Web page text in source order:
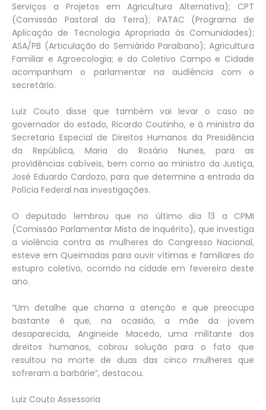
Serviços a Projetos em Agricultura Alternativa); CPT
(Comissão Pastoral da Terra); PATAC (Programa de
Aplicação de Tecnologia Apropriada às Comunidades);
ASA/PB (Articulação do Semiárido Paraibano); Agricultura
Familiar e Agroecologia; e do Coletivo Campo e Cidade
acompanham o parlamentar na audiência com o
secretário.
Luiz Couto disse que também vai levar o caso ao
governador do estado, Ricardo Coutinho, e à ministra da
Secretaria Especial de Direitos Humanos da Presidência
da República, Maria do Rosário Nunes, para as
providências cabíveis, bem como ao ministro da Justiça,
José Eduardo Cardozo, para que determine a entrada da
Polícia Federal nas investigações.
O deputado lembrou que no último dia 13 a CPMI
(Comissão Parlamentar Mista de Inquérito), que investiga
a violência contra as mulheres do Congresso Nacional,
esteve em Queimadas para ouvir vítimas e familiares do
estupro coletivo, ocorrido na cidade em fevereiro deste
ano.
“Um detalhe que chama a atenção e que preocupa
bastante é que, na ocasião, a mãe da jovem
desaparecida, Angineide Macedo, uma militante dos
direitos humanos, cobrou solução para o fato que
resultou na morte de duas das cinco mulheres que
sofreram a barbárie”, destacou.
Luiz Couto Assessoria